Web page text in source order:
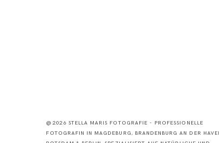
@2026 STELLA MARIS FOTOGRAFIE - PROFESSIONELLE
FOTOGRAFIN IN MAGDEBURG, BRANDENBURG AN DER